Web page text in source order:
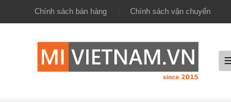
Chính sách bán hàng Chính sách vận chuyển